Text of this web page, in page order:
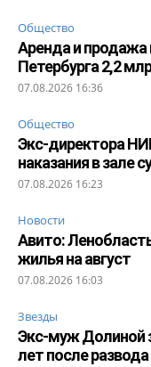
Общество
Аренда и
Петербурга 2,2
07.08.2026 16:36
Общество
Экс-директора
наказания в зале
07.08.2026 16:23
Новости
Авито:
жилья на август
07.08.2026 16:03
Звезды
Экс-муж Долиной
лет после развода